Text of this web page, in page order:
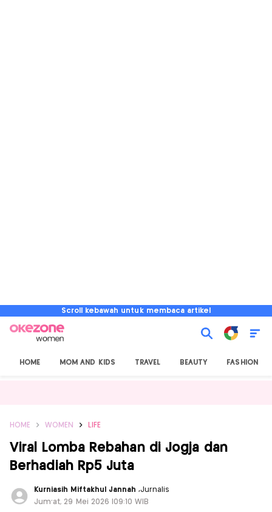
Scroll kebawah untuk membaca artikel
HOME MOM AND KIDS TRAVEL BEAUTY FASHION
HOME WOMEN LIFE
Viral Lomba Rebahan di Jogja dan
Berhadiah Rp5 Juta
Kurniasih Miftakhul Jannah,Jurnalis
Jum'at, 29 Mei 2026 |09:10 WIB